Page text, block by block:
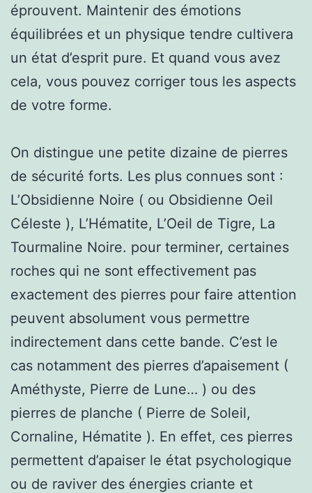
éprouvent. Maintenir des émotions
équilibrées et un physique tendre cultivera
un état d’esprit pure. Et quand vous avez
cela, vous pouvez corriger tous les aspects
de votre forme.
On distingue une petite dizaine de pierres
de sécurité forts. Les plus connues sont :
L’Obsidienne Noire ( ou Obsidienne Oeil
Céleste ), L’Hématite, L’Oeil de Tigre, La
Tourmaline Noire. pour terminer, certaines
roches qui ne sont effectivement pas
exactement des pierres pour faire attention
peuvent absolument vous permettre
indirectement dans cette bande. C’est le
cas notamment des pierres d’apaisement (
Améthyste, Pierre de Lune… ) ou des
pierres de planche ( Pierre de Soleil,
Cornaline, Hématite ). En effet, ces pierres
permettent d’apaiser le état psychologique
ou de raviver des énergies criante et